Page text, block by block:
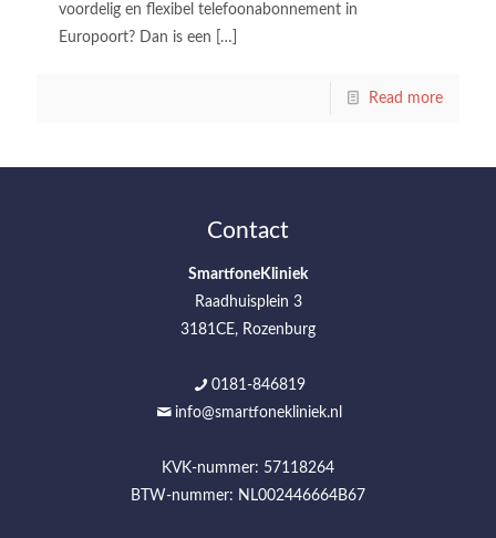
voordelig en flexibel telefoonabonnement in
Europoort? Dan is een […]
Read more
Contact
SmartfoneKliniek
Raadhuisplein 3
3181CE, Rozenburg
0181-846819
info@smartfonekliniek.nl
KVK-nummer: 57118264
BTW-nummer: NL002446664B67